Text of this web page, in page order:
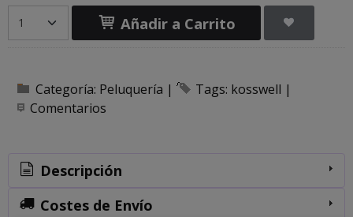
Añadir a Carrito
Categoría: Peluquería | Tags: kosswell |
Comentarios
Descripción
Costes de Envío